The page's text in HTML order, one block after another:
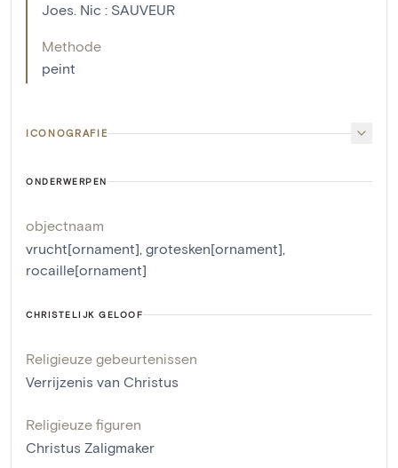
Joes. Nic : SAUVEUR
Methode
peint
ICONOGRAFIE
ONDERWERPEN
objectnaam
vrucht[ornament], grotesken[ornament],
rocaille[ornament]
CHRISTELIJK GELOOF
Religieuze gebeurtenissen
Verrijzenis van Christus
Religieuze figuren
Christus Zaligmaker